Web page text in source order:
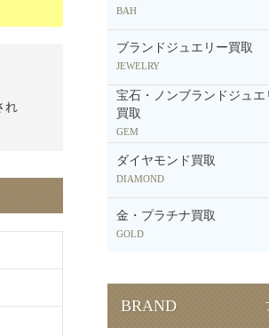
れ
BAH
ブランドジュエリー買取
JEWELRY
宝石・ノンブランドジュエ
買取
GEM
ダイヤモンド買取
DIAMOND
金・プラチナ買取
GOLD
BRAND